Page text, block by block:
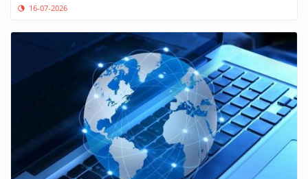
16-07-2026